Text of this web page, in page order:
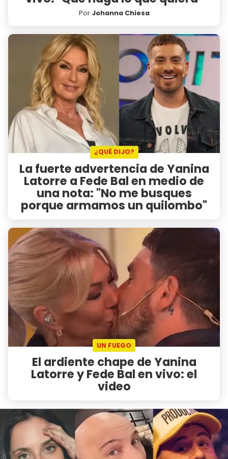
Por Johanna Chiesa
¿QUÉ DIJO?
La fuerte advertencia de Yanina
Latorre a Fede Bal en medio de
una nota: "No me busques
porque armamos un quilombo"
UN FUEGO
El ardiente chape de Yanina
Latorre y Fede Bal en vivo: el
video